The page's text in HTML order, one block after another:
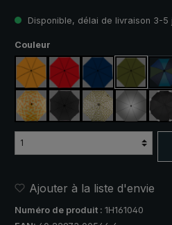
Disponible, délai de livraison 3-5
Sélectionnez
Couleur
orange rouge bleu marinevert olive
jaune / orange à carreaux
noir camouflage
argent,
Ajouter à la liste d'envie
Numéro de produit : 1H161040